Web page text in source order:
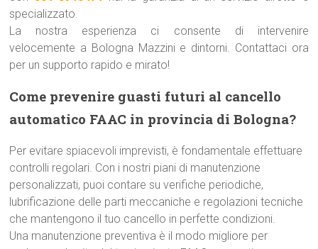
specializzato.
La nostra esperienza ci consente di intervenire
velocemente a Bologna Mazzini e dintorni. Contattaci ora
per un supporto rapido e mirato!
Come prevenire guasti futuri al cancello
automatico FAAC in provincia di Bologna?
Per evitare spiacevoli imprevisti, è fondamentale effettuare
controlli regolari. Con i nostri piani di manutenzione
personalizzati, puoi contare su verifiche periodiche,
lubrificazione delle parti meccaniche e regolazioni tecniche
che mantengono il tuo cancello in perfette condizioni.
Una manutenzione preventiva è il modo migliore per